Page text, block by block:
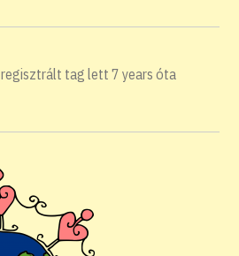
regisztrált tag lett7 years óta